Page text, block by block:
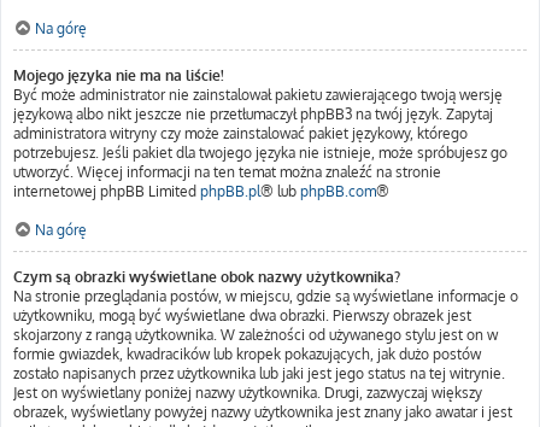
Na górę
Mojego języka nie ma na liście!
Być może administrator nie zainstalował pakietu zawierającego twoją wersję
językową albo nikt jeszcze nie przetłumaczył phpBB3 na twój język. Zapytaj
administratora witryny czy może zainstalować pakiet językowy, którego
potrzebujesz. Jeśli pakiet dla twojego języka nie istnieje, może spróbujesz go
utworzyć. Więcej informacji na ten temat można znaleźć na stronie
internetowej phpBB Limited phpBB.pl® lub phpBB.com®
Na górę
Czym są obrazki wyświetlane obok nazwy użytkownika?
Na stronie przeglądania postów, w miejscu, gdzie są wyświetlane informacje o
użytkowniku, mogą być wyświetlane dwa obrazki. Pierwszy obrazek jest
skojarzony z rangą użytkownika. W zależności od używanego stylu jest on w
formie gwiazdek, kwadracików lub kropek pokazujących, jak dużo postów
zostało napisanych przez użytkownika lub jaki jest jego status na tej witrynie.
Jest on wyświetlany poniżej nazwy użytkownika. Drugi, zazwyczaj większy
obrazek, wyświetlany powyżej nazwy użytkownika jest znany jako awatar i jest